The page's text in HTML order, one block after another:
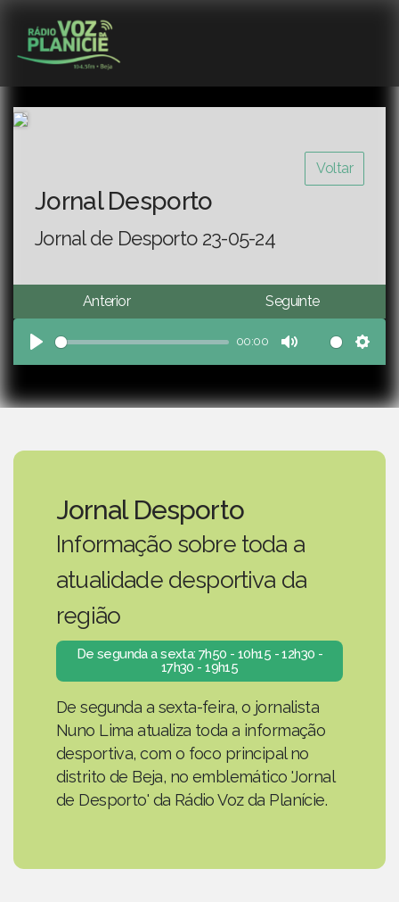
Voltar
Jornal Desporto
Jornal de Desporto 23-05-24
Anterior Seguinte
Play
00:00
Mute
Jornal Desporto
Informação sobre toda a
atualidade desportiva da
região
De segunda a sexta: 7h50 - 10h15 - 12h30 -
17h30 - 19h15
De segunda a sexta-feira, o jornalista
Nuno Lima atualiza toda a informação
desportiva, com o foco principal no
distrito de Beja, no emblemático 'Jornal
de Desporto' da Rádio Voz da Planície.